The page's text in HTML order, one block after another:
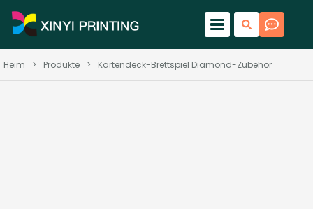
Heim > Produkte > Kartendeck-Brettspiel Diamond-Zubehör